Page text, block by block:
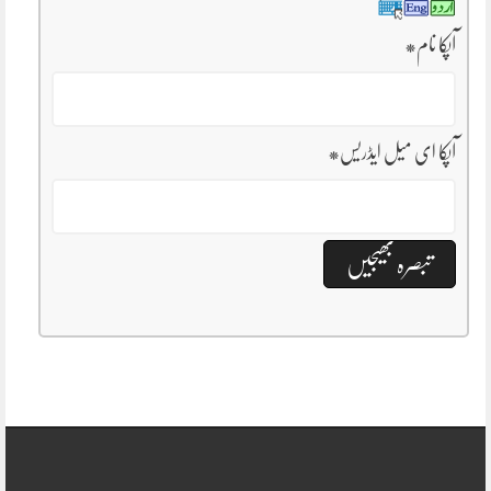
آپکا نام*
آپکا ای میل ایڈریس*